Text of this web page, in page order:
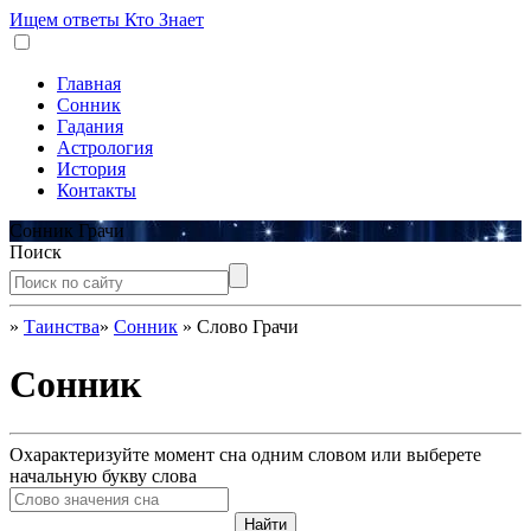
Ищем ответы Кто Знает
Главная
Сонник
Гадания
Астрология
История
Контакты
Сонник Грачи
Поиск
» Таинства» Сонник » Слово Грачи
Сонник
Охарактеризуйте момент сна одним словом или выберете
начальную букву слова